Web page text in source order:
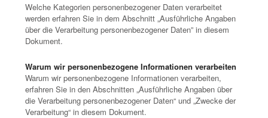
Welche Kategorien personenbezogener Daten verarbeitet
werden erfahren Sie in dem Abschnitt „Ausführliche Angaben
über die Verarbeitung personenbezogener Daten” in diesem
Dokument.
Warum wir personenbezogene Informationen verarbeiten
Warum wir personenbezogene Informationen verarbeiten,
erfahren Sie in den Abschnitten „Ausführliche Angaben über
die Verarbeitung personenbezogener Daten“ und „Zwecke der
Verarbeitung“ in diesem Dokument.